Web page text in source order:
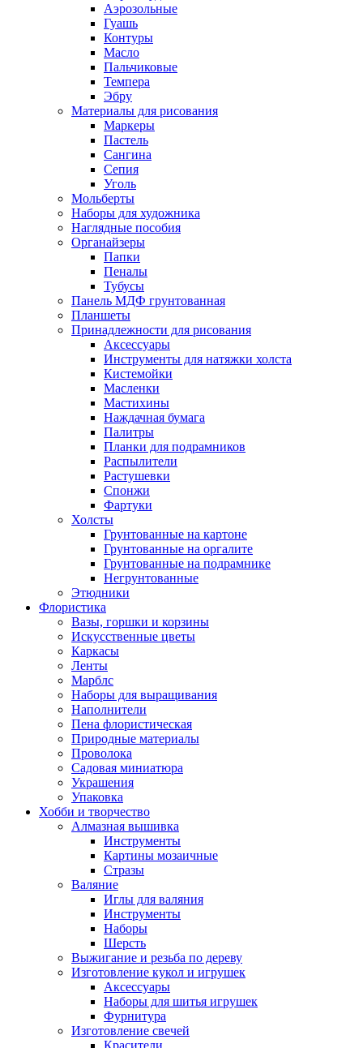
Аэрозольные
Гуашь
Контуры
Масло
Пальчиковые
Темпера
Эбру
Материалы для рисования
Маркеры
Пастель
Сангина
Сепия
Уголь
Мольберты
Наборы для художника
Наглядные пособия
Органайзеры
Папки
Пеналы
Тубусы
Панель МДФ грунтованная
Планшеты
Принадлежности для рисования
Аксессуары
Инструменты для натяжки холста
Кистемойки
Масленки
Мастихины
Наждачная бумага
Палитры
Планки для подрамников
Распылители
Растушевки
Спонжи
Фартуки
Холсты
Грунтованные на картоне
Грунтованные на оргалите
Грунтованные на подрамнике
Негрунтованные
Этюдники
Флористика
Вазы, горшки и корзины
Искусственные цветы
Каркасы
Ленты
Марблс
Наборы для выращивания
Наполнители
Пена флористическая
Природные материалы
Проволока
Садовая миниатюра
Украшения
Упаковка
Хобби и творчество
Алмазная вышивка
Инструменты
Картины мозаичные
Стразы
Валяние
Иглы для валяния
Инструменты
Наборы
Шерсть
Выжигание и резьба по дереву
Изготовление кукол и игрушек
Аксессуары
Наборы для шитья игрушек
Фурнитура
Изготовление свечей
Красители